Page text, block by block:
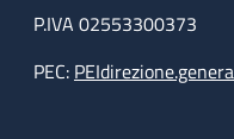
P.IVA 02553300373
PEC: